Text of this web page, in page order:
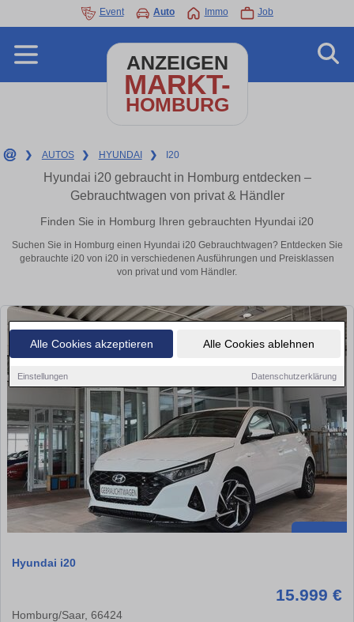
Alle Cookies akzeptieren Alle Cookies ablehnen
Einstellungen Datenschutzerklärung
Event Auto Immo Job
ANZEIGEN
MARKT-
HOMBURG
❯ AUTOS ❯ HYUNDAI ❯ I20
Hyundai i20 gebraucht in Homburg entdecken –
Gebrauchtwagen von privat & Händler
Finden Sie in Homburg Ihren gebrauchten Hyundai i20
Suchen Sie in Homburg einen Hyundai i20 Gebrauchtwagen? Entdecken Sie
gebrauchte i20 von i20 in verschiedenen Ausführungen und Preisklassen
von privat und vom Händler.
Hyundai i20
15.999 €
Homburg/Saar, 66424